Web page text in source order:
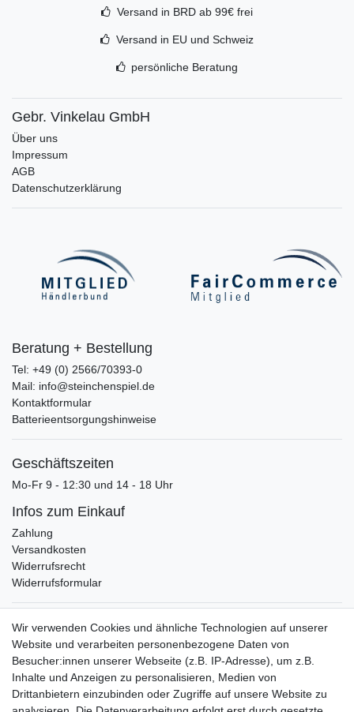
Versand in BRD ab 99€ frei
Versand in EU und Schweiz
persönliche Beratung
Gebr. Vinkelau GmbH
Über uns
Impressum
AGB
Datenschutzerklärung
Beratung + Bestellung
Tel: +49 (0) 2566/70393-0
Mail: info@steinchenspiel.de
Kontaktformular
Batterieentsorgungshinweise
Geschäftszeiten
Mo-Fr 9 - 12:30 und 14 - 18 Uhr
Infos zum Einkauf
Zahlung
Versandkosten
Widerrufsrecht
Widerrufsformular
Verpackungslizenz
bei der Landbell AG
Zahlungsarten
Vorabüberweisung
Rechnungskauf
Wir verwenden Cookies und ähnliche Technologien auf unserer
Website und verarbeiten personenbezogene Daten von
Besucher:innen unserer Webseite (z.B. IP-Adresse), um z.B.
Inhalte und Anzeigen zu personalisieren, Medien von
Drittanbietern einzubinden oder Zugriffe auf unsere Website zu